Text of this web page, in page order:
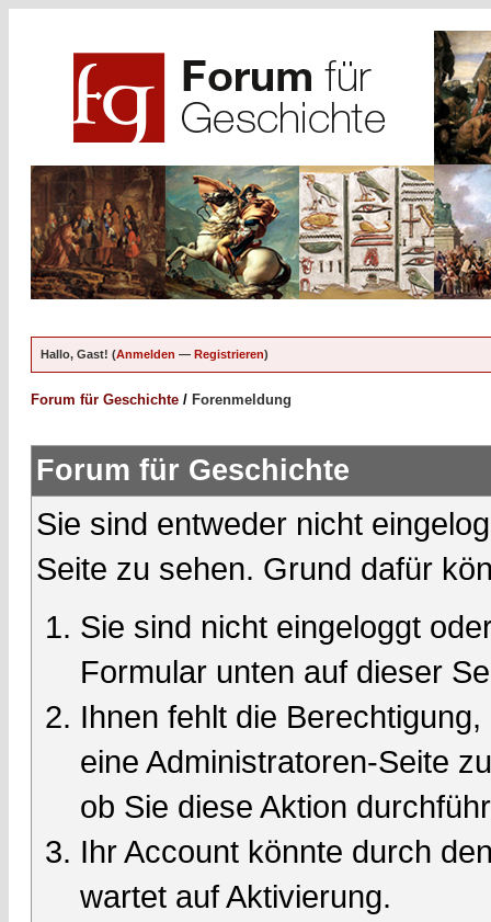
Hallo, Gast! (Anmelden — Registrieren)
Forum für Geschichte / Forenmeldung
Forum für Geschichte
Sie sind entweder nicht
Seite zu sehen. Grund dafür
Sie sind nicht eingeloggt
Formular unten auf dieser
Ihnen fehlt die
eine Administratoren-Seite
ob Sie diese Aktion
Ihr Account könnte durch
wartet auf Aktivierung.